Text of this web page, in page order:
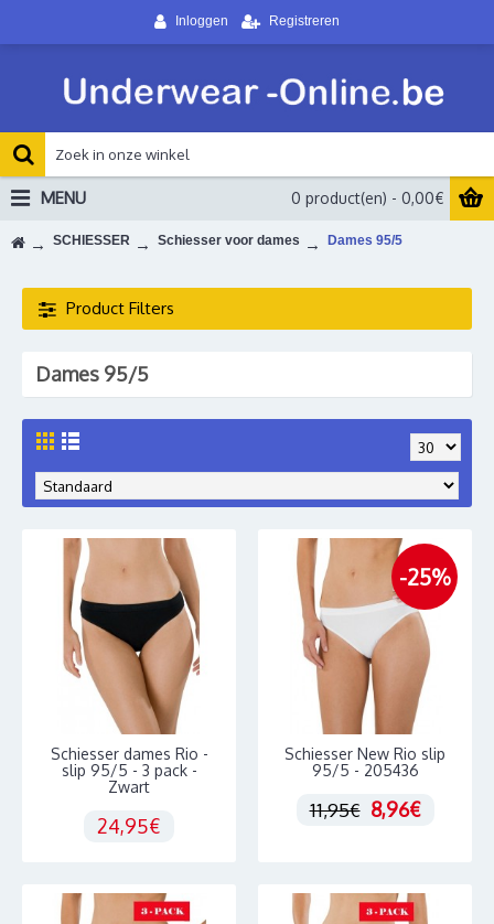
Inloggen Registreren
0 product(en) - 0,00€
MENU
SCHIESSER Schiesser voor dames Dames 95/5
Product Filters
Dames 95/5
Schiesser dames Rio -
slip 95/5 - 3 pack -
Zwart
24,95€
-25%
Schiesser New Rio slip
95/5 - 205436
11,95€ 8,96€